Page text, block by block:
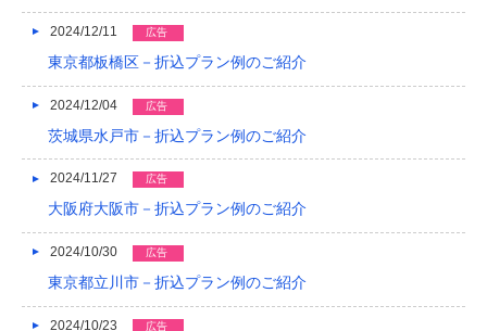
2012/08
2024/12/11 広告
東京都板橋区－折込プラン例のご紹介
2024/12/04 広告
茨城県水戸市－折込プラン例のご紹介
2024/11/27 広告
大阪府大阪市－折込プラン例のご紹介
2024/10/30 広告
東京都立川市－折込プラン例のご紹介
2024/10/23 広告